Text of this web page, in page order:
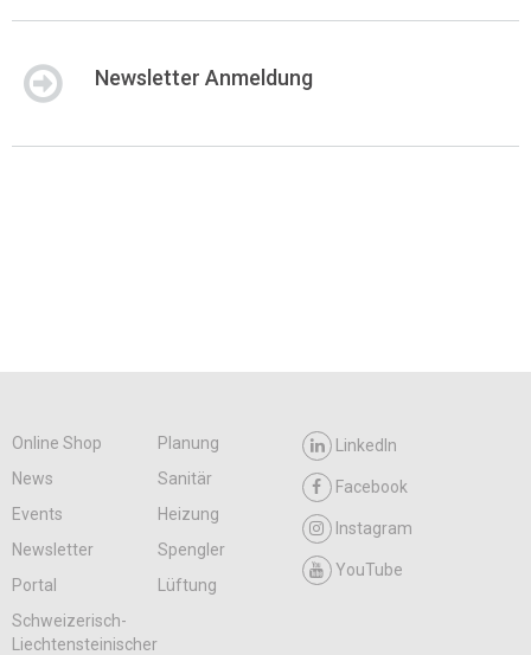
Newsletter Anmeldung
Online Shop
Planung
News
Sanitär
Events
Heizung
Newsletter
Spengler
Portal
Lüftung
LinkedIn
Facebook
Instagram
YouTube
Schweizerisch-
Liechtensteinischer